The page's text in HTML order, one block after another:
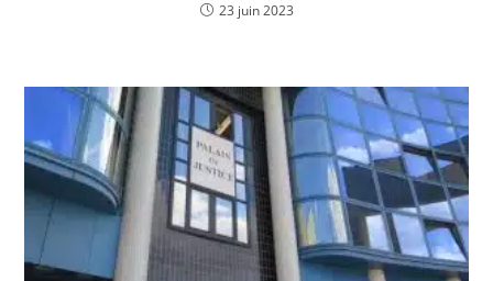
23 juin 2023